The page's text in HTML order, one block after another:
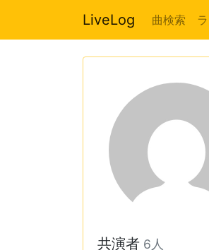
LiveLog 曲検索
共演者 6人